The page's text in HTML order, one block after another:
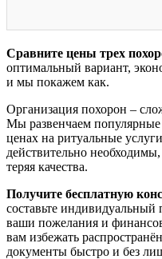
Сравните цены трех
оптимальный вариант,
и мы покажем как.
Организация похорон –
Мы развенчаем
ценах на ритуальные
действительно
теряя качества.
Получите бесплатную
составьте
ваши пожелания и
вам избежать
документы быстро и без